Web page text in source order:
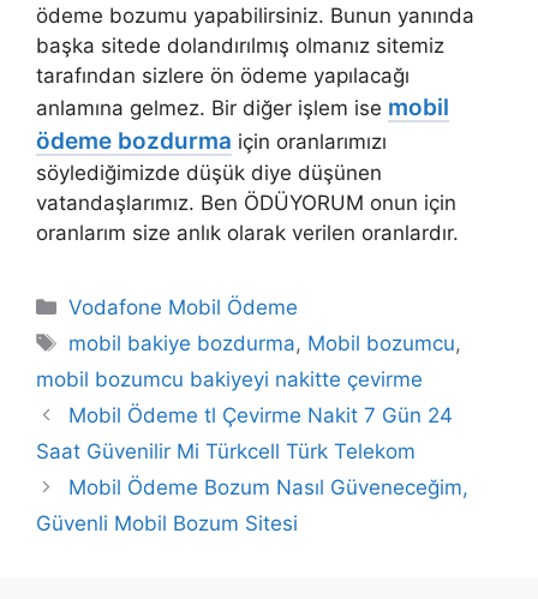
ödeme bozumu yapabilirsiniz. Bunun yanında
başka sitede dolandırılmış olmanız sitemiz
tarafından sizlere ön ödeme yapılacağı
anlamına gelmez. Bir diğer işlem ise mobil
ödeme bozdurma için oranlarımızı
söylediğimizde düşük diye düşünen
vatandaşlarımız. Ben ÖDÜYORUM onun için
oranlarım size anlık olarak verilen oranlardır.
Kategoriler
Vodafone Mobil Ödeme
Etiketler
mobil bakiye bozdurma, Mobil bozumcu,
mobil bozumcu bakiyeyi nakitte çevirme
Mobil Ödeme tl Çevirme Nakit 7 Gün 24
Saat Güvenilir Mi Türkcell Türk Telekom
Mobil Ödeme Bozum Nasıl Güveneceğim,
Güvenli Mobil Bozum Sitesi